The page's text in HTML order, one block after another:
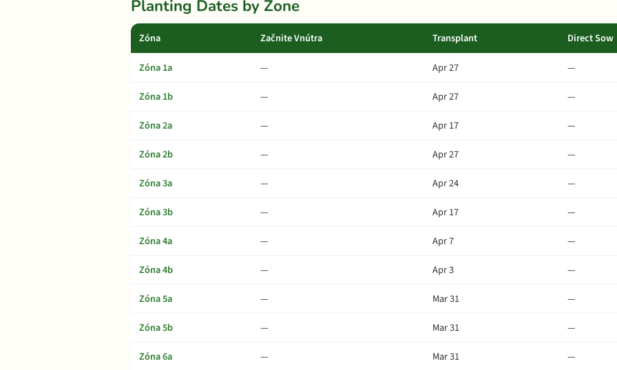
Planting Dates by Zone
Zóna Začnite Vnútra Transplant Direct Sow
Zóna 1a — Apr 27
—
Zóna 1b
— Apr 27
—
Zóna 2a
— Apr 17
—
Zóna 2b
— Apr 27
—
Zóna 3a
— Apr 24
—
Zóna 3b
— Apr 17
—
Zóna 4a
— Apr 7
—
Zóna 4b
— Apr 3
—
Zóna 5a
— Mar 31
—
Zóna 5b
— Mar 31
—
Zóna 6a
— Mar 31
—